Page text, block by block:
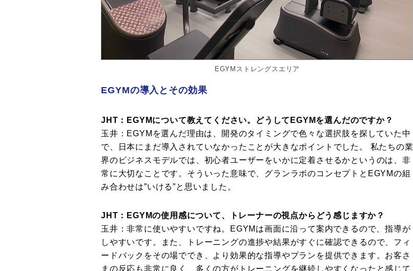
EGYMストレングスエリア
EGYMの導入とその効果
JHT：EGYMについて教えてください。どうしてEGYMを選んだのですか？
玉井：EGYMを選んだ理由は、開発のタイミングで色々な選択肢を探していた中
で、日本にまだ導入されていなかったことが大きなポイントでした。 私たちの業
界のビジネスモデルでは、初心者ユーザーをいかに定着させるかというのは、非
常に大切なことです。そういった意味で、グランラボのコンセプトとEGYMの組
み合わせは”いける”と思いました。
JHT：EGYMの使用感について、トレーナーの視点からどう感じますか？
玉井：非常に使いやすいですね。EGYMは画面に沿って案内できるので、指導が
しやすいです。また、トレーニングの進捗や結果がすぐに確認できるので、フィ
ードバックをその場ででき、より効果的な指導やプランを提供できます。お客さ
まの反応も非常に良く、多くの方がトレーニングを継続しやすくなったと感じて